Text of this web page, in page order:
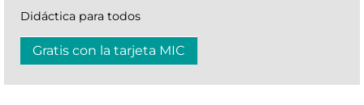
Didáctica para todos
Gratis con la tarjeta MIC